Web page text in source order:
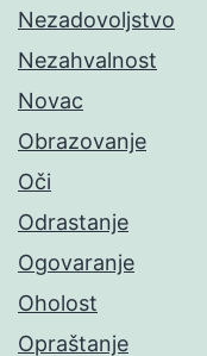
Nezadovoljstvo
Nezahvalnost
Novac
Obrazovanje
Oči
Odrastanje
Ogovaranje
Oholost
Opraštanje